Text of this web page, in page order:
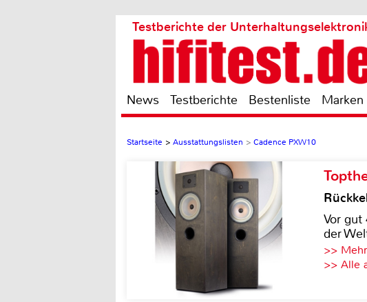
Testberichte der
News Testberichte Bestenliste Marken
Startseite > Ausstattungslisten > Cadence PXW10
Vor
der
>>
>> Alle